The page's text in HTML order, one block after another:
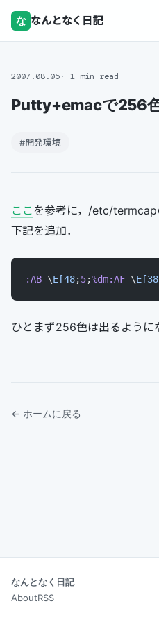
な なんとなく日記
2007.08.05 1 min read
Putty+emacで256
#開発環境
ここを参考に，/etc/
下記を追加．
:AB=\E[48;5;%dm:AF=\E[38
ひとまず256色は出るように
← ホームに戻る
なんとなく日記
AboutRSS